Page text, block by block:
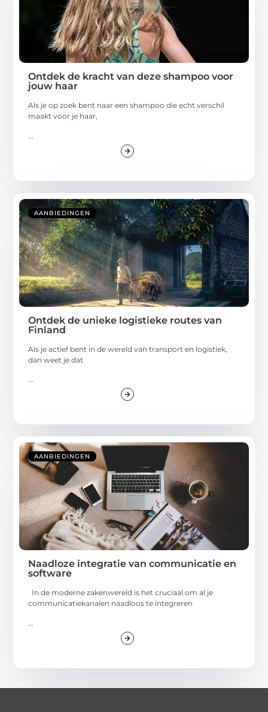
Ontdek de kracht van deze shampoo voor
jouw haar
Als je op zoek bent naar een shampoo die echt verschil
maakt voor je haar,
AANBIEDINGEN
Ontdek de unieke logistieke routes van
Finland
Als je actief bent in de wereld van transport en logistiek,
dan weet je dat
...
AANBIEDINGEN
Naadloze integratie van communicatie en
software
In de moderne zakenwereld is het cruciaal om al je
communicatiekanalen naadloos te integreren